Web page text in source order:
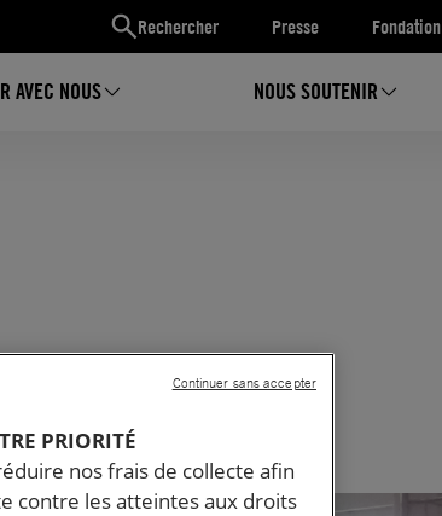
Rechercher Presse Fondation
AVEC NOUS NOUS SOUTENIR
PRIORITÉ
nos frais de collecte afin
contre les atteintes aux droits
Continuer sans accepter